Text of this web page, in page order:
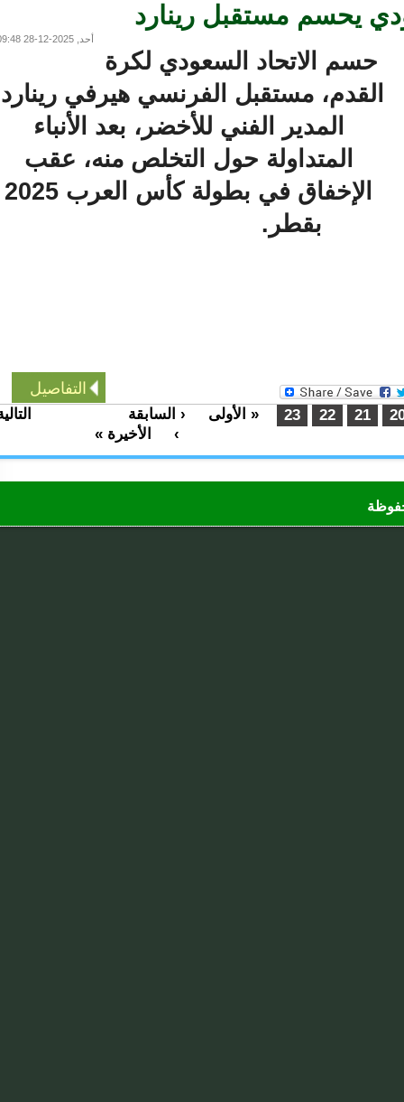
يحسم مستقبل رينارد
حسم الاتحاد السعودي لكرة
القدم، مستقبل الفرنسي هيرفي رينارد،
المدير الفني للأخضر، بعد الأنباء
المتداولة حول التخلص منه، عقب
الإخفاق في بطولة كأس العرب 2025
بقطر.
التفاصيل
« الأولى ‹ السابقة 21
22
23
التالية
الأخيرة »